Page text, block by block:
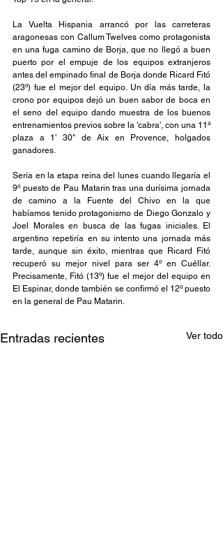
La Vuelta Hispania arrancó por las carreteras
aragonesas con Callum Twelves como protagonista
en una fuga camino de Borja, que no llegó a buen
puerto por el empuje de los equipos extranjeros
antes del empinado final de Borja donde Ricard Fitó
(23º) fue el mejor del equipo. Un día más tarde, la
crono por equipos dejó un buen sabor de boca en
el seno del equipo dando muestra de los buenos
entrenamientos previos sobre la 'cabra', con una 11ª
plaza a 1' 30" de Aix en Provence, holgados
ganadores.
Sería en la etapa reina del lunes cuando llegaría el
9º puesto de Pau Matarin tras una durísima jornada
de camino a la Fuente del Chivo en la que
habíamos tenido protagonismo de Diego Gonzalo y
Joel Morales en busca de las fugas iniciales. El
argentino repetiría en su intento una jornada más
tarde, aunque sin éxito, mientras que Ricard Fitó
recuperó su mejor nivel para ser 4º en Cuéllar.
Precisamente, Fitó (13º) fue el mejor del equipo en
El Espinar, donde también se confirmó el 12º puesto
en la general de Pau Matarin.
Entradas recientes Ver todo